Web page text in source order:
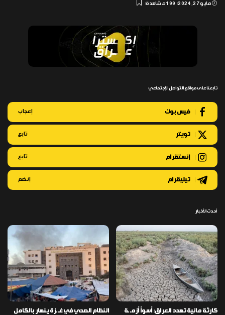
مايو 27, 2024 199 مشاهدة
تابعنا على مواقع التواصل الإجتماعي
فيس بوك إعجاب
تويتر تابع
إنستقرام تابع
تيليقرام إنضم
أحدث الأخبار
كارثة مائية تهدد العراق: أسوأ أزمـ ـة
النظام الصحي في غـ ـزة ينهار بالكامل